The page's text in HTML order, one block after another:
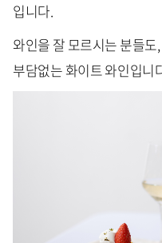
입니다.
와인을 잘 모르시는 분들
부담없는 화이트 와인입니